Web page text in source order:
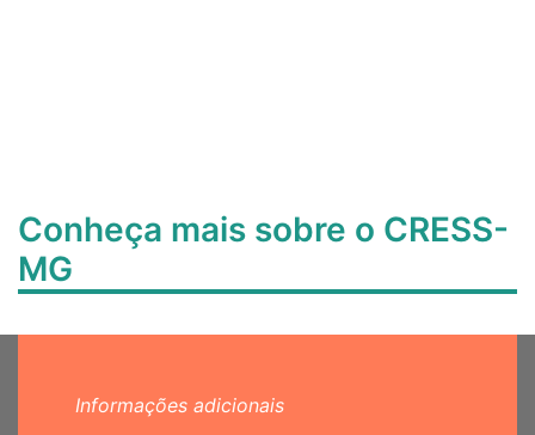
Conheça mais sobre o CRESS-
MG
Informações adicionais